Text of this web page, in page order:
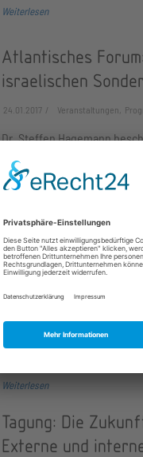
Weiterlesen
Atlantisches
israelischen
24.01.2017 Veranstaltungen,
Dr. Steffen Hagemann
Weiterlesen
Atlantisches
Get Exactly What
Präsidenten im
Zwischen der
Weiterlesen
Tagung: Die
Externe und